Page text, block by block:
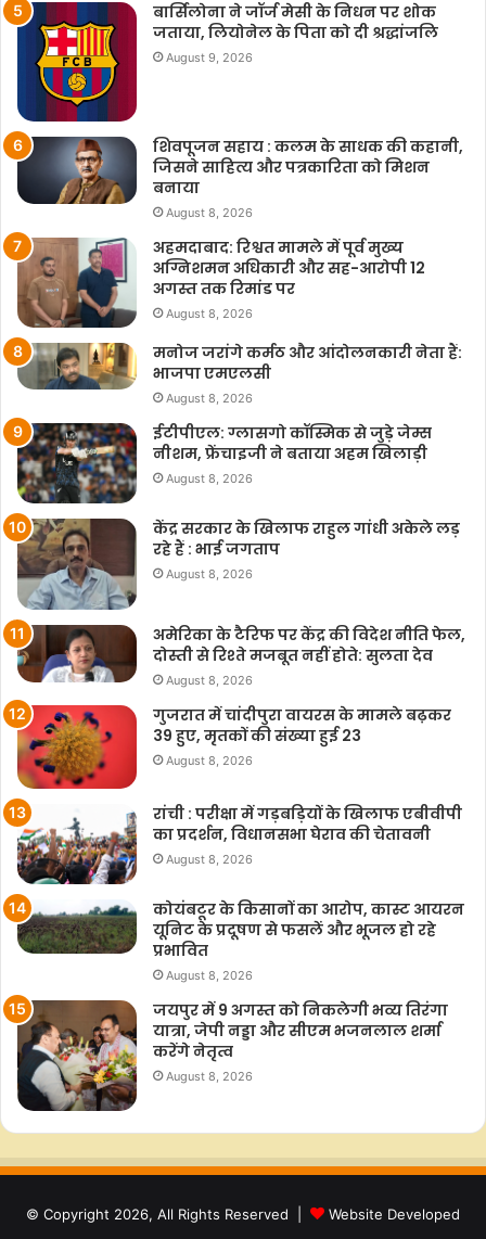
बार्सिलोना ने जॉर्ज मेसी के निधन पर शोक
जताया, लियोनेल के पिता को दी श्रद्धांजलि
August 9, 2026
शिवपूजन सहाय : कलम के साधक की कहानी,
जिसने साहित्य और पत्रकारिता को मिशन
बनाया
August 8, 2026
अहमदाबाद: रिश्वत मामले में पूर्व मुख्य
अग्निशमन अधिकारी और सह-आरोपी 12
अगस्त तक रिमांड पर
August 8, 2026
मनोज जरांगे कर्मठ और आंदोलनकारी नेता हैं:
भाजपा एमएलसी
August 8, 2026
ईटीपीएल: ग्लासगो कॉस्मिक से जुड़े जेम्स
नीशम, फ्रेंचाइजी ने बताया अहम खिलाड़ी
August 8, 2026
केंद्र सरकार के खिलाफ राहुल गांधी अकेले लड़
रहे हैं : भाई जगताप
August 8, 2026
अमेरिका के टैरिफ पर केंद्र की विदेश नीति फेल,
दोस्ती से रिश्ते मजबूत नहीं होते: सुलता देव
August 8, 2026
गुजरात में चांदीपुरा वायरस के मामले बढ़कर
39 हुए, मृतकों की संख्या हुई 23
August 8, 2026
रांची : परीक्षा में गड़बड़ियों के खिलाफ एबीवीपी
का प्रदर्शन, विधानसभा घेराव की चेतावनी
August 8, 2026
कोयंबटूर के किसानों का आरोप, कास्ट आयरन
यूनिट के प्रदूषण से फसलें और भूजल हो रहे
प्रभावित
August 8, 2026
जयपुर में 9 अगस्त को निकलेगी भव्य तिरंगा
यात्रा, जेपी नड्डा और सीएम भजनलाल शर्मा
करेंगे नेतृत्व
August 8, 2026
© Copyright 2026, All Rights Reserved | Website Developed